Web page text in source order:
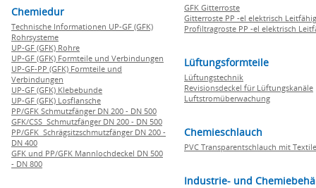
Chemiedur
Technische Informationen UP-GF (GFK)
Rohrsysteme
UP-GF (GFK) Rohre
UP-GF (GFK) Formteile und Verbindungen
UP-GF-PP (GFK) Formteile und
Verbindungen
UP-GF (GFK) Klebebunde
UP-GF (GFK) Losflansche
PP/GFK Schmutzfänger DN 200 - DN 500
GFK/CSS Schmutzfänger DN 200 - DN 500
PP/GFK Schrägsitzschmutzfänger DN 200 -
DN 400
GFK und PP/GFK Mannlochdeckel DN 500
- DN 800
GFK Gitterroste
Gitterroste PP -el elektrisch Leitfähig
Profiltragroste PP -el elektrisch
Lüftungsformteile
Lüftungstechnik
Revisionsdeckel für Lüftungskanäle
Luftstromüberwachung
Chemieschlauch
PVC Transparentschlauch mit
Industrie- und